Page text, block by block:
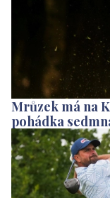
Mrůzek má na
pohádka